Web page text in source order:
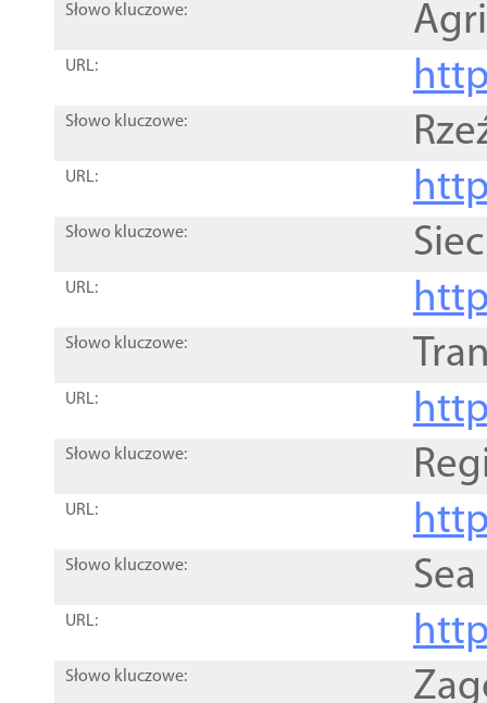
Słowo kluczowe:
URL:
Słowo kluczowe:
URL:
Słowo kluczowe:
URL:
Słowo kluczowe:
URL:
Słowo kluczowe:
URL:
Słowo kluczowe:
URL:
Słowo kluczowe: